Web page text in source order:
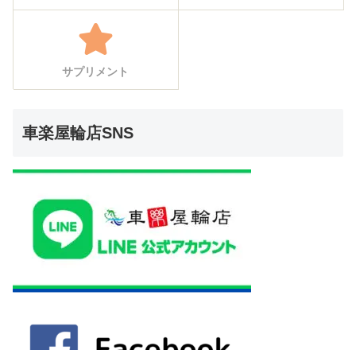
サプリメント
車楽屋輪店SNS